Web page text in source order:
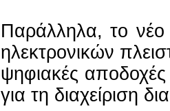
Παράλληλα, το νέο
ηλεκτρονικών
ψηφιακές
για τη διαχείριση